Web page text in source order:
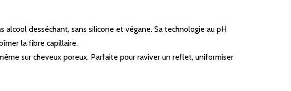
desséchant, sans silicone et végane. Sa technologie au pH
la fibre capillaire.
sur cheveux poreux. Parfaite pour raviver un reflet, uniformiser